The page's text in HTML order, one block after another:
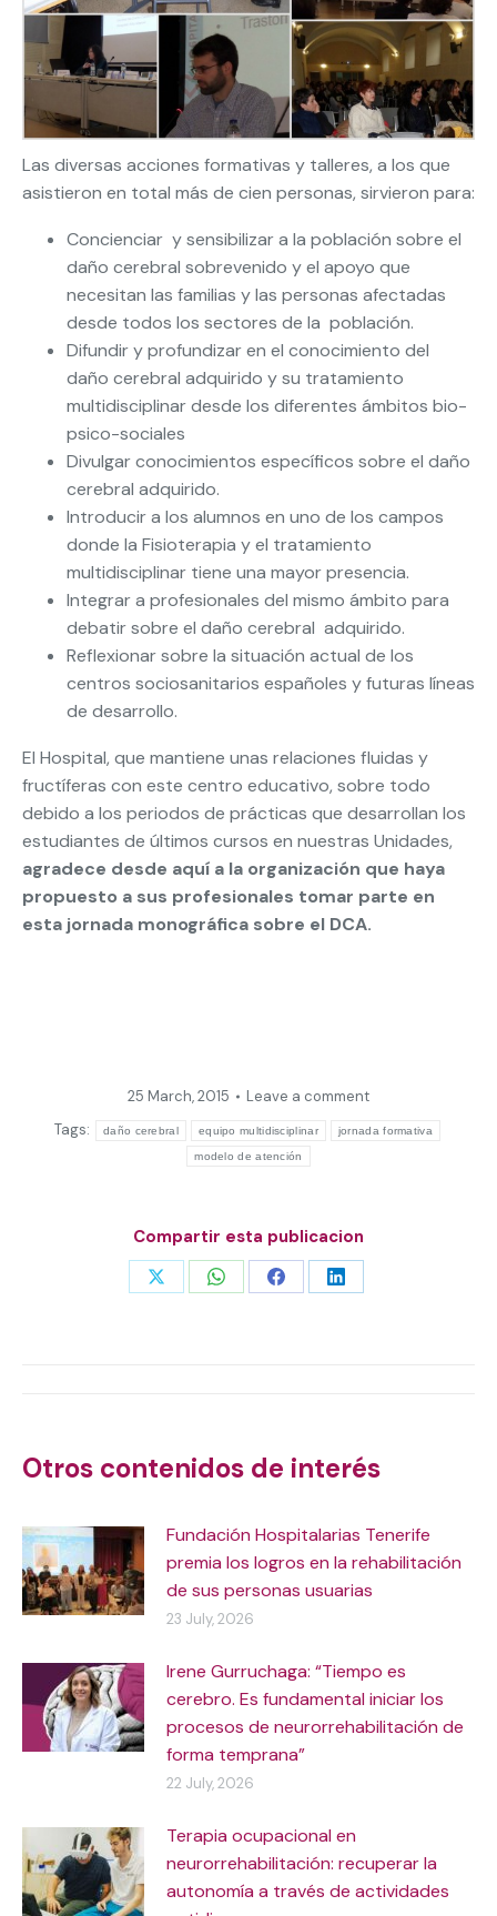
Las diversas acciones formativas y talleres, a los que
asistieron en total más de cien personas, sirvieron para:
Concienciar y sensibilizar a la población sobre el
daño cerebral sobrevenido y el apoyo que
necesitan las familias y las personas afectadas
desde todos los sectores de la población.
Difundir y profundizar en el conocimiento del
daño cerebral adquirido y su tratamiento
multidisciplinar desde los diferentes ámbitos bio-
psico-sociales
Divulgar conocimientos específicos sobre el daño
cerebral adquirido.
Introducir a los alumnos en uno de los campos
donde la Fisioterapia y el tratamiento
multidisciplinar tiene una mayor presencia.
Integrar a profesionales del mismo ámbito para
debatir sobre el daño cerebral adquirido.
Reflexionar sobre la situación actual de los
centros sociosanitarios españoles y futuras líneas
de desarrollo.
El Hospital, que mantiene unas relaciones fluidas y
fructíferas con este centro educativo, sobre todo
debido a los periodos de prácticas que desarrollan los
estudiantes de últimos cursos en nuestras Unidades,
agradece desde aquí a la organización que haya
propuesto a sus profesionales tomar parte en
esta jornada monográfica sobre el DCA.
25 March, 2015
Leave a comment
Tags:
daño cerebral equipo multidisciplinar jornada formativa
modelo de atención
Compartir esta publicacion
Share Share Share Share
Otros contenidos de interés
Fundación Hospitalarias Tenerife
premia los logros en la rehabilitación
de sus personas usuarias
23 July, 2026
Irene Gurruchaga: “Tiempo es
cerebro. Es fundamental iniciar los
procesos de neurorrehabilitación de
forma temprana”
22 July, 2026
Terapia ocupacional en
neurorrehabilitación: recuperar la
autonomía a través de actividades